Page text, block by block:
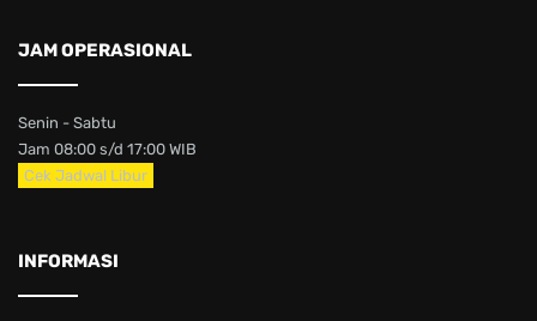
JAM OPERASIONAL
Senin - Sabtu
Jam 08:00 s/d 17:00 WIB
Cek Jadwal Libur
INFORMASI